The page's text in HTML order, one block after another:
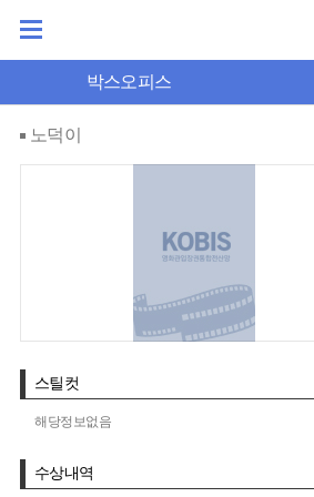
박스오피스
노덕이
스틸컷
해당정보없음
수상내역